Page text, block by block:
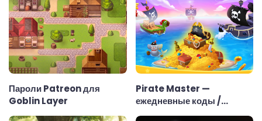
Пароли Patreon для
Goblin Layer
Pirate Master —
ежедневные коды /
ссылки